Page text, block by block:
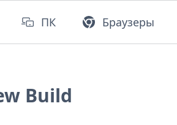
ПК Браузеры
Build